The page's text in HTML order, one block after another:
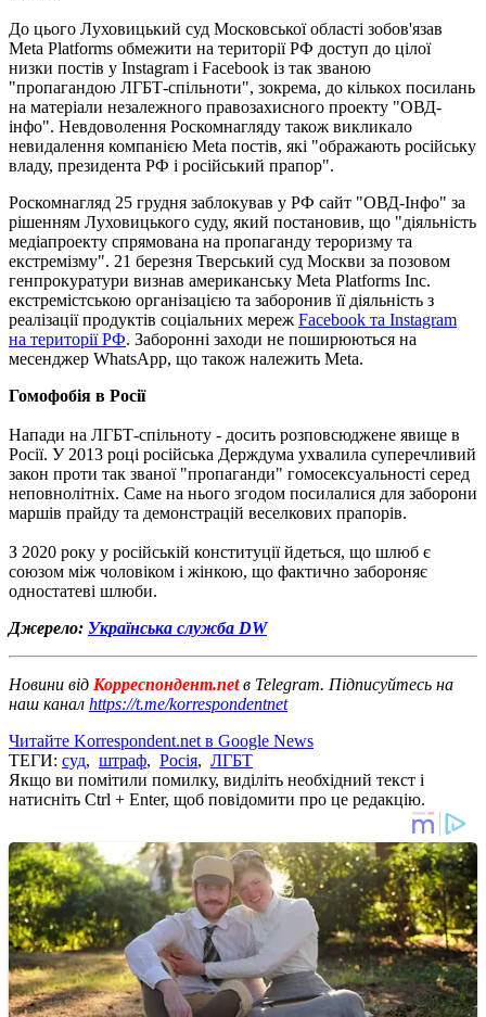
До цього Луховицький суд Московської області зобов'язав
Meta Platforms обмежити на території РФ доступ до цілої
низки постів у Instagram і Facebook із так званою
"пропагандою ЛГБТ-спільноти", зокрема, до кількох посилань
на матеріали незалежного правозахисного проекту "ОВД-
інфо". Невдоволення Роскомнагляду також викликало
невидалення компанією Meta постів, які "ображають російську
владу, президента РФ і російський прапор".
Роскомнагляд 25 грудня заблокував у РФ сайт "ОВД-Інфо" за
рішенням Луховицького суду, який постановив, що "діяльність
медіапроекту спрямована на пропаганду тероризму та
екстремізму". 21 березня Тверський суд Москви за позовом
генпрокуратури визнав американську Meta Platforms Inc.
екстремістською організацією та заборонив її діяльність з
реалізації продуктів соціальних мереж Facebook та Instagram
на території РФ. Заборонні заходи не поширюються на
месенджер WhatsApp, що також належить Meta.
Гомофобія в Росії
Напади на ЛГБТ-спільноту - досить розповсюджене явище в
Росії. У 2013 році російська Держдума ухвалила суперечливий
закон проти так званої "пропаганди" гомосексуальності серед
неповнолітніх. Саме на нього згодом посилалися для заборони
маршів прайду та демонстрацій веселкових прапорів.
З 2020 року у російській конституції йдеться, що шлюб є ​​
союзом між чоловіком і жінкою, що фактично забороняє
одностатеві шлюби.
Джерело: Українська служба DW
Новини від Корреспондент.netв Telegram. Підписуйтесь на
наш канал https://t.me/korrespondentnet
Читайте Korrespondent.net в Google News
ТЕГИ: суд, штраф, Росія, ЛГБТ
Якщо ви помітили помилку, виділіть необхідний текст і
натисніть Ctrl + Enter, щоб повідомити про це редакцію.